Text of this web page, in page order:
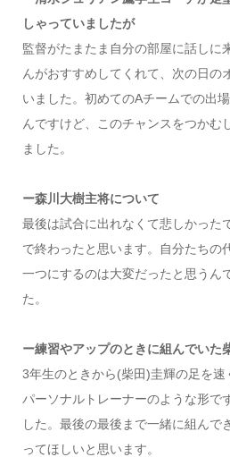
しゃっていましたが
監督がたまたま自分の部屋に話しに
んがおすすめしてくれて、次の日の
いました。初めてのAチームでの出
んですけど、このチャンスをつかむ
ました。
ー森川大樹主将について
最後は試合に出れなくて悲しかった
で終わったと思います。自分たちの
一つにするのは大変だったと思うん
た。
ー練習やアップのときに組んでいた
3年生のときから(柴田)圭輝の足を速
パーソナルトレーナーのような形で
した。最後の最後まで一緒に組んで
ってほしいと思います。